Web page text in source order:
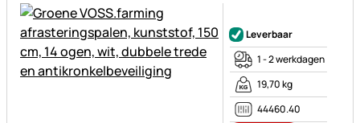
Leverbaar
1 - 2 werkdagen
19,70 kg
44460.40